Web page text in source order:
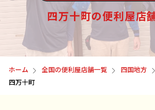
四万十町の便利屋店
ホーム 全国の便利屋店舗一覧 四国地方
四万十町